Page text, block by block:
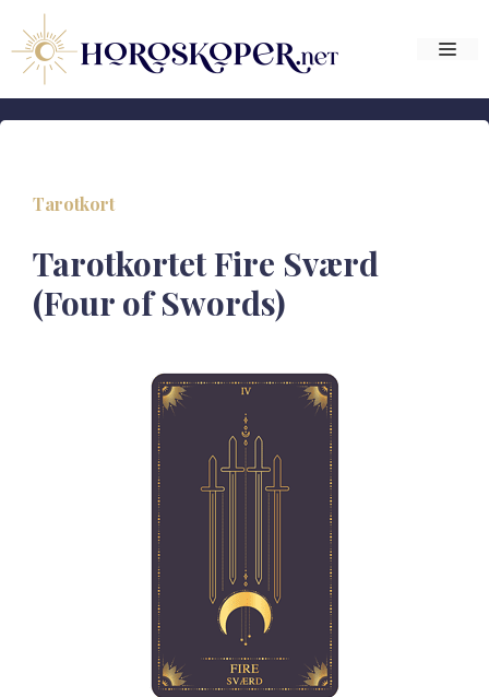
indhold
Tarotkort
Tarotkortet Fire Sværd
(Four of Swords)